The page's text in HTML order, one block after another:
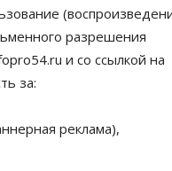
разрешения
и со ссылкой на
за:
реклама),